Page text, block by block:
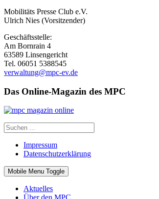
Mobilitäts Presse Club e.V.
Ulrich Nies (Vorsitzender)
Geschäftsstelle:
Am Bornrain 4
63589 Linsengericht
Tel. 06051 5388545
verwaltung@mpc-ev.de
Das Online-Magazin des MPC
Impressum
Datenschutzerklärung
Mobile Menu Toggle
Aktuelles